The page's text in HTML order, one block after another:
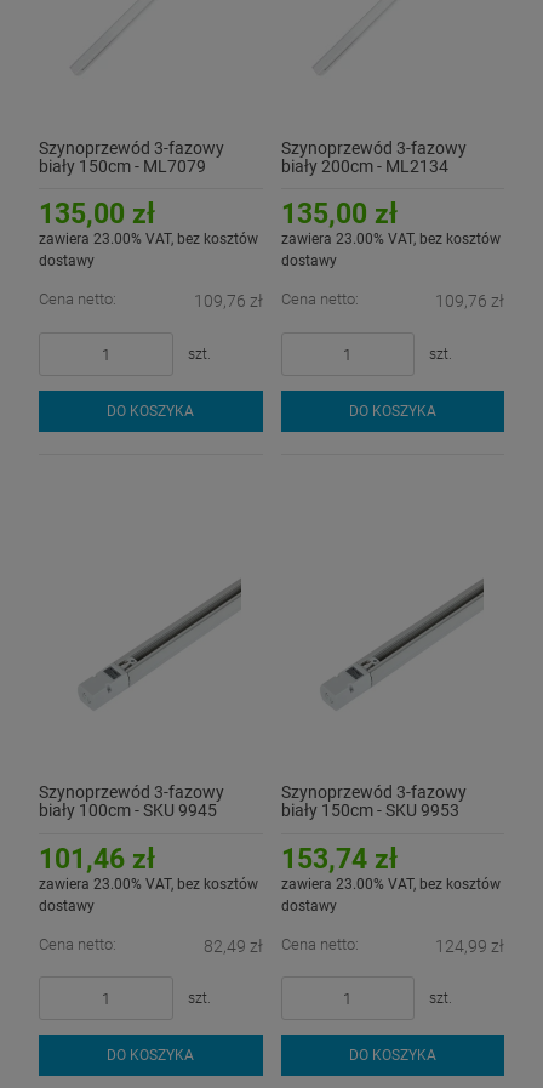
Szynoprzewód 3-fazowy
biały 150cm - ML7079
135,00 zł
zawiera 23.00% VAT, bez kosztów
dostawy
Cena netto: 109,76 zł
szt.
DO KOSZYKA
Szynoprzewód 3-fazowy
biały 200cm - ML2134
135,00 zł
zawiera 23.00% VAT, bez kosztów
dostawy
Cena netto: 109,76 zł
szt.
DO KOSZYKA
Szynoprzewód 3-fazowy
biały 100cm - SKU 9945
101,46 zł
zawiera 23.00% VAT, bez kosztów
dostawy
Cena netto: 82,49 zł
szt.
DO KOSZYKA
Szynoprzewód 3-fazowy
biały 150cm - SKU 9953
153,74 zł
zawiera 23.00% VAT, bez kosztów
dostawy
Cena netto: 124,99 zł
szt.
DO KOSZYKA